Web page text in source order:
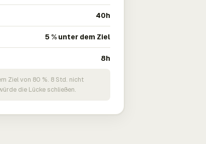
40h
5 % unter dem Ziel
8h
Ziel von 80 %. 8 Std. nicht
die Lücke schließen.